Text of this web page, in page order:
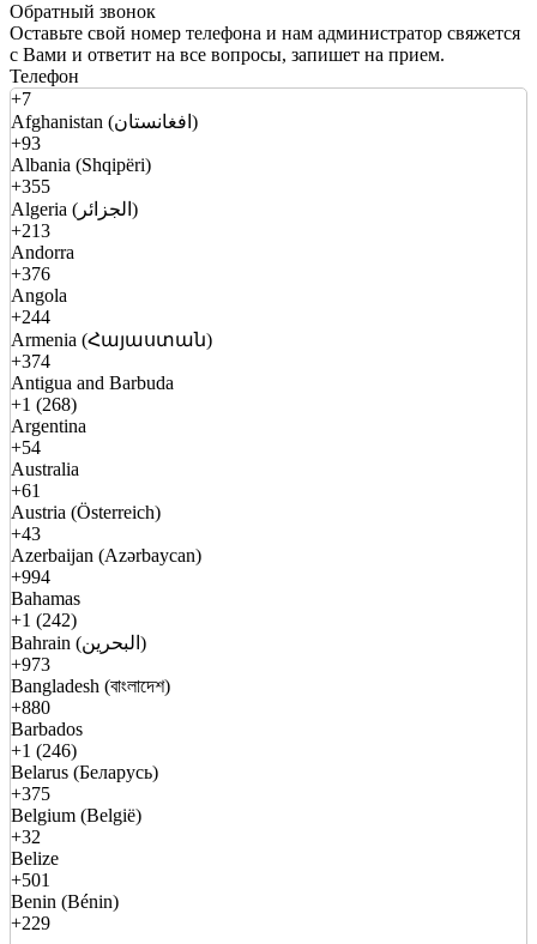
Обратный звонок
Оставьте свой номер телефона и нам администратор свяжется
с Вами и ответит на все вопросы, запишет на прием.
Телефон
+7
Afghanistan (افغانستان)
+93
Albania (Shqipëri)
+355
Algeria (الجزائر)
+213
Andorra
+376
Angola
+244
Armenia (Հայաստան)
+374
Antigua and Barbuda
+1 (268)
Argentina
+54
Australia
+61
Austria (Österreich)
+43
Azerbaijan (Azərbaycan)
+994
Bahamas
+1 (242)
Bahrain (البحرين)
+973
Bangladesh (বাংলাদেশ)
+880
Barbados
+1 (246)
Belarus (Беларусь)
+375
Belgium (België)
+32
Belize
+501
Benin (Bénin)
+229